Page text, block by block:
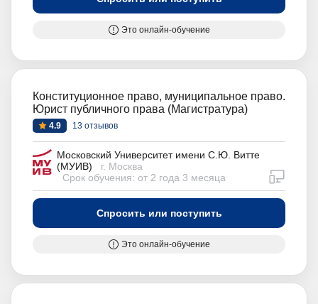
Это онлайн-обучение
Конституционное право, муниципальное право.
Юрист публичного права (Магистратура)
4.9 13 отзывов
Московский Университет имени С.Ю. Витте
(МУИВ)
г. Москва
Срок обучения: от 2 года 3 месяца
Спросить или поступить
Это онлайн-обучение